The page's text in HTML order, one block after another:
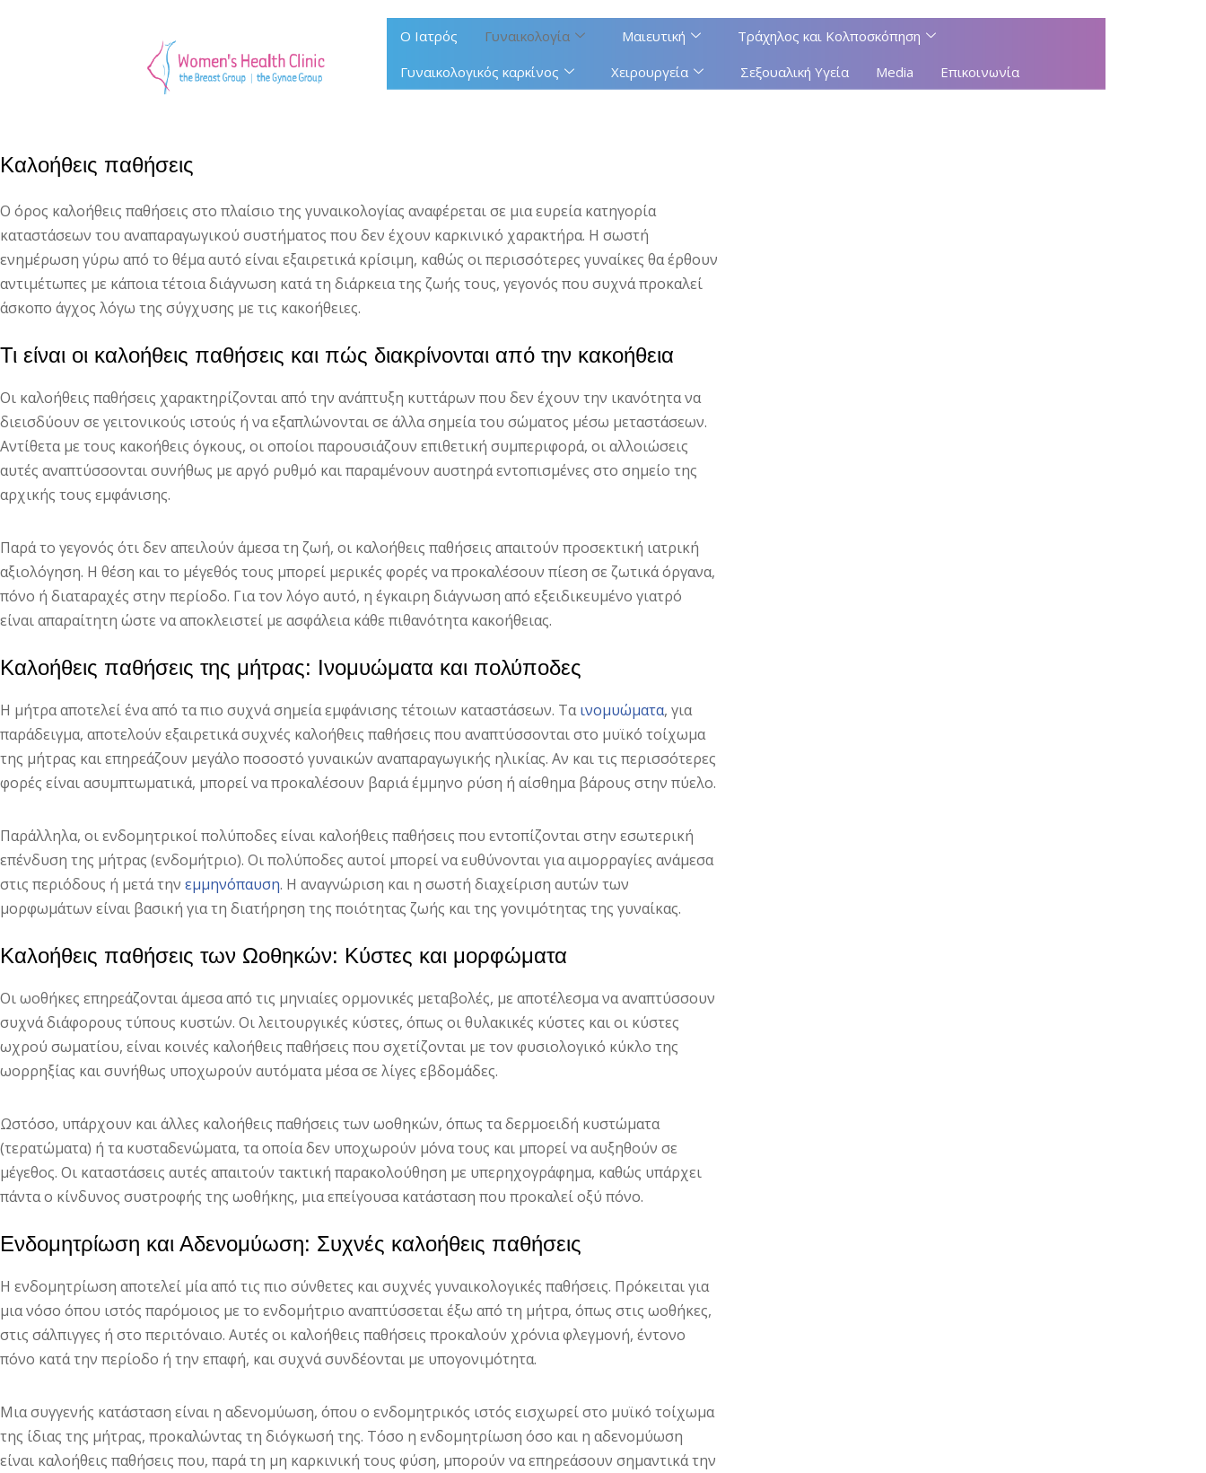
Ο Ιατρός Γυναικολογία Μαιευτική
Τράχηλος και Κολποσκόπηση
Γυναικολογικός καρκίνος
Χειρουργεία Σεξουαλική Υγεία Media Επικοινωνία
Καλοήθεις παθήσεις
Ο όρος καλοήθεις παθήσεις στο πλαίσιο της γυναικολογίας αναφέρεται σε μια ευρεία κατηγορία
καταστάσεων του αναπαραγωγικού συστήματος που δεν έχουν καρκινικό χαρακτήρα. Η σωστή
ενημέρωση γύρω από το θέμα αυτό είναι εξαιρετικά κρίσιμη, καθώς οι περισσότερες γυναίκες θα έρθουν
αντιμέτωπες με κάποια τέτοια διάγνωση κατά τη διάρκεια της ζωής τους, γεγονός που συχνά προκαλεί
άσκοπο άγχος λόγω της σύγχυσης με τις κακοήθειες.
Τι είναι οι καλοήθεις παθήσεις και πώς διακρίνονται από την κακοήθεια
Οι καλοήθεις παθήσεις χαρακτηρίζονται από την ανάπτυξη κυττάρων που δεν έχουν την ικανότητα να
διεισδύουν σε γειτονικούς ιστούς ή να εξαπλώνονται σε άλλα σημεία του σώματος μέσω μεταστάσεων.
Αντίθετα με τους κακοήθεις όγκους, οι οποίοι παρουσιάζουν επιθετική συμπεριφορά, οι αλλοιώσεις
αυτές αναπτύσσονται συνήθως με αργό ρυθμό και παραμένουν αυστηρά εντοπισμένες στο σημείο της
αρχικής τους εμφάνισης.
Παρά το γεγονός ότι δεν απειλούν άμεσα τη ζωή, οι καλοήθεις παθήσεις απαιτούν προσεκτική ιατρική
αξιολόγηση. Η θέση και το μέγεθός τους μπορεί μερικές φορές να προκαλέσουν πίεση σε ζωτικά όργανα,
πόνο ή διαταραχές στην περίοδο. Για τον λόγο αυτό, η έγκαιρη διάγνωση από εξειδικευμένο γιατρό
είναι απαραίτητη ώστε να αποκλειστεί με ασφάλεια κάθε πιθανότητα κακοήθειας.
Καλοήθεις παθήσεις της μήτρας: Ινομυώματα και πολύποδες
Η μήτρα αποτελεί ένα από τα πιο συχνά σημεία εμφάνισης τέτοιων καταστάσεων. Ταινομυώματα, για
παράδειγμα, αποτελούν εξαιρετικά συχνές καλοήθεις παθήσεις που αναπτύσσονται στο μυϊκό τοίχωμα
της μήτρας και επηρεάζουν μεγάλο ποσοστό γυναικών αναπαραγωγικής ηλικίας. Αν και τις περισσότερες
φορές είναι ασυμπτωματικά, μπορεί να προκαλέσουν βαριά έμμηνο ρύση ή αίσθημα βάρους στην πύελο.
Παράλληλα, οι ενδομητρικοί πολύποδες είναι καλοήθεις παθήσεις που εντοπίζονται στην εσωτερική
επένδυση της μήτρας (ενδομήτριο). Οι πολύποδες αυτοί μπορεί να ευθύνονται για αιμορραγίες ανάμεσα
στις περιόδους ή μετά την εμμηνόπαυση. Η αναγνώριση και η σωστή διαχείριση αυτών των
μορφωμάτων είναι βασική για τη διατήρηση της ποιότητας ζωής και της γονιμότητας της γυναίκας.
Καλοήθεις παθήσεις των Ωοθηκών: Κύστες και μορφώματα
Οι ωοθήκες επηρεάζονται άμεσα από τις μηνιαίες ορμονικές μεταβολές, με αποτέλεσμα να αναπτύσσουν
συχνά διάφορους τύπους κυστών. Οι λειτουργικές κύστες, όπως οι θυλακικές κύστες και οι κύστες
ωχρού σωματίου, είναι κοινές καλοήθεις παθήσεις που σχετίζονται με τον φυσιολογικό κύκλο της
ωορρηξίας και συνήθως υποχωρούν αυτόματα μέσα σε λίγες εβδομάδες.
Ωστόσο, υπάρχουν και άλλες καλοήθεις παθήσεις των ωοθηκών, όπως τα δερμοειδή κυστώματα
(τερατώματα) ή τα κυσταδενώματα, τα οποία δεν υποχωρούν μόνα τους και μπορεί να αυξηθούν σε
μέγεθος. Οι καταστάσεις αυτές απαιτούν τακτική παρακολούθηση με υπερηχογράφημα, καθώς υπάρχει
πάντα ο κίνδυνος συστροφής της ωοθήκης, μια επείγουσα κατάσταση που προκαλεί οξύ πόνο.
Ενδομητρίωση και Αδενομύωση: Συχνές καλοήθεις παθήσεις
Η ενδομητρίωση αποτελεί μία από τις πιο σύνθετες και συχνές γυναικολογικές παθήσεις. Πρόκειται για
μια νόσο όπου ιστός παρόμοιος με το ενδομήτριο αναπτύσσεται έξω από τη μήτρα, όπως στις ωοθήκες,
στις σάλπιγγες ή στο περιτόναιο. Αυτές οι καλοήθεις παθήσεις προκαλούν χρόνια φλεγμονή, έντονο
πόνο κατά την περίοδο ή την επαφή, και συχνά συνδέονται με υπογονιμότητα.
Μια συγγενής κατάσταση είναι η αδενομύωση, όπου ο ενδομητρικός ιστός εισχωρεί στο μυϊκό τοίχωμα
της ίδιας της μήτρας, προκαλώντας τη διόγκωσή της. Τόσο η ενδομητρίωση όσο και η αδενομύωση
είναι καλοήθεις παθήσεις που, παρά τη μη καρκινική τους φύση, μπορούν να επηρεάσουν σημαντικά την